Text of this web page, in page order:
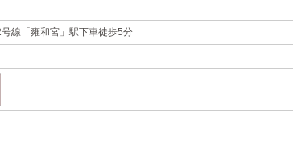
線「雍和宮」駅下車徒歩5分